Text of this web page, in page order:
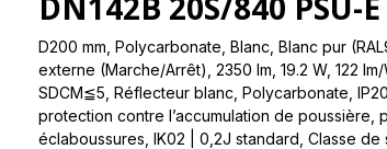
D200 mm, Polycarbonate, Blanc, Blanc pur
externe (Marche/Arrêt), 2350 lm, 19.2 W, 122
SDCM≦5, Réflecteur blanc, Polycarbonate,
protection contre l’accumulation de poussière,
éclaboussures, IK02 | 0,2J standard, Classe de